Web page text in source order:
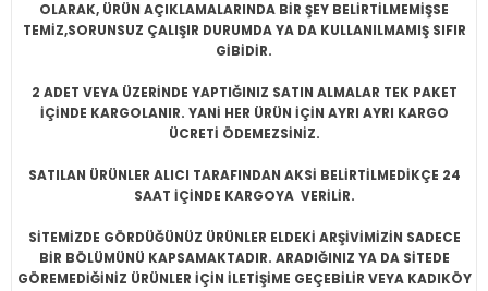
OLARAK, ÜRÜN AÇIKLAMALARINDA BİR ŞEY BELİRTİLMEMİŞSE
TEMİZ,SORUNSUZ ÇALIŞIR DURUMDA YA DA KULLANILMAMIŞ SIFIR
GİBİDİR.
2 ADET VEYA ÜZERİNDE YAPTIĞINIZ SATIN ALMALAR TEK PAKET
İÇİNDE KARGOLANIR. YANİ HER ÜRÜN İÇİN AYRI AYRI KARGO
ÜCRETİ ÖDEMEZSİNİZ.
SATILAN ÜRÜNLER ALICI TARAFINDAN AKSİ BELİRTİLMEDİKÇE 24
SAAT İÇİNDE KARGOYA VERİLİR.
SİTEMİZDE GÖRDÜĞÜNÜZ ÜRÜNLER ELDEKİ ARŞİVİMİZİN SADECE
BİR BÖLÜMÜNÜ KAPSAMAKTADIR. ARADIĞINIZ YA DA SİTEDE
GÖREMEDİĞİNİZ ÜRÜNLER İÇİN İLETİŞİME GEÇEBİLİR VEYA KADIKÖY